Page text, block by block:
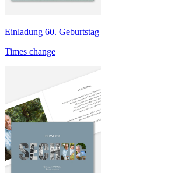
Einladung 60. Geburtstag
Times change